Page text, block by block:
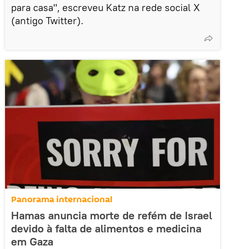
para casa", escreveu Katz na rede social X
(antigo Twitter).
Panorama internacional
Hamas anuncia morte de refém de Israel
devido à falta de alimentos e medicina
em Gaza